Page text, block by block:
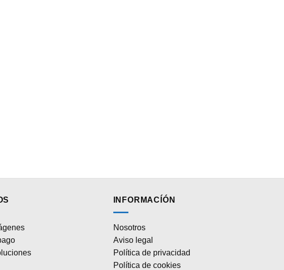
INFORMACÍÓN
Nosotros
Aviso legal
Política de privacidad
Política de cookies